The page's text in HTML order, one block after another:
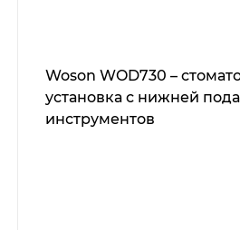
Woson WOD730 –
установка с нижней
инструментов